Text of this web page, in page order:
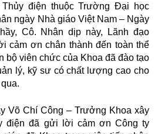
điện thuộc Trường Đại học
ngày Nhà giáo Việt Nam – Ngày
Cô. Nhân dịp này, Lãnh đạo
cảm ơn chân thành đến toàn thể
bộ viên chức của Khoa đã đào tạo
lý, kỹ sư có chất lượng cao cho
Võ Chí Công – Trưởng Khoa xây
điện đã gửi lời cảm ơn Công ty